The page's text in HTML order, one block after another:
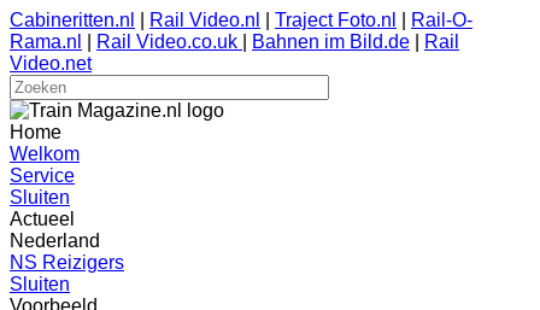
Cabineritten.nl Rail Video.nl Traject Foto.nl
Rail-O-
Rama.nl
Rail Video.co.uk Bahnen im Bild.de
Rail
Video.net
Home
Welkom
Service
Sluiten
Actueel
Nederland
NS Reizigers
Sluiten
Voorbeeld